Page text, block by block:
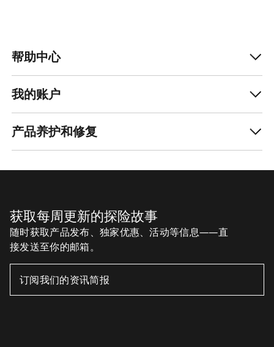
帮助中心
我的账户
产品养护和修复
获取每周更新的探险故事
随时获取产品发布、独家优惠、活动等信息——直
接发送至你的邮箱。